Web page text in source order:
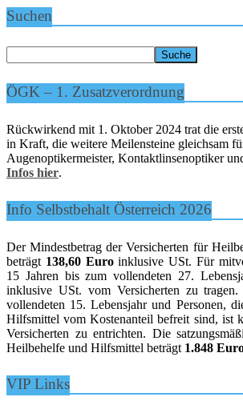
Suchen
ÖGK – 1. Zusatzverordnung
Rückwirkend mit 1. Oktober 2024 trat die
in Kraft, die weitere Meilensteine gleichsam
Augenoptikermeister, Kontaktlinsenoptiker
Infos hier.
Info Selbstbehalt Österreich 2026
Der Mindestbetrag der Versicherten für
beträgt 138,60 Euroinklusive USt. Für
15 Jahren bis zum vollendeten 27.
inklusive USt. vom Versicherten zu
vollendeten 15. Lebensjahr und Personen,
Hilfsmittel vom Kostenanteil befreit sind, ist
Versicherten zu entrichten. Die
Heilbehelfe und Hilfsmittel beträgt 1.848
VIP Links